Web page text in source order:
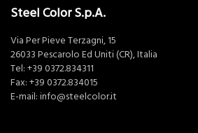
Steel Color S.p.A.
Via Per Pieve Terzagni, 15
26033 Pescarolo Ed Uniti (CR), Italia
Tel: +39 0372.834311
Fax: +39 0372.834015
E-mail: info@steelcolor.it